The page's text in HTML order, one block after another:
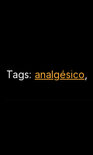
Tags: analgésico